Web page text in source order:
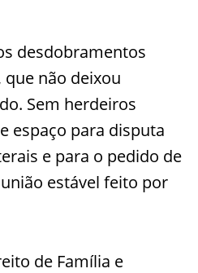
desdobramentos
não deixou
Sem herdeiros
espaço para disputa
e para o pedido de
estável feito por
de Família e